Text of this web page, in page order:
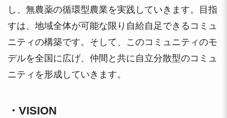
し、無農薬の循環型農業を実践していきます。目指
すは、地域全体が可能な限り自給自足できるコミュ
ニティの構築です。そして、このコミュニティのモ
デルを全国に広げ、仲間と共に自立分散型のコミュ
ニティを形成していきます。
・VISION